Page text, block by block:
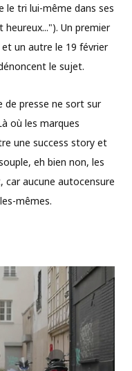
le tri lui-même dans ses
Un premier
un autre le 19 février
le sujet.
de presse ne sort sur
où les marques
une success story et
eh bien non, les
car aucune autocensure
mêmes.